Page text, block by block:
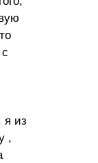
я из
,